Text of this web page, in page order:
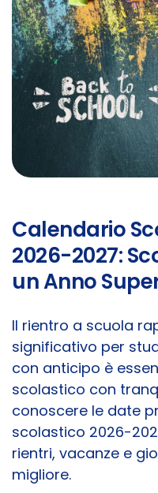
Calendario
2026-2027:
un Anno
Il rientro a scuola
significativo per
con anticipo è
scolastico con
conoscere le date
scolastico 2026-
rientri, vacanze e
migliore.